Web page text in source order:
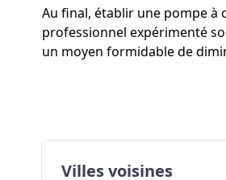
Au final, établir une pompe à
professionnel expérimenté
un moyen formidable de
Villes voisines